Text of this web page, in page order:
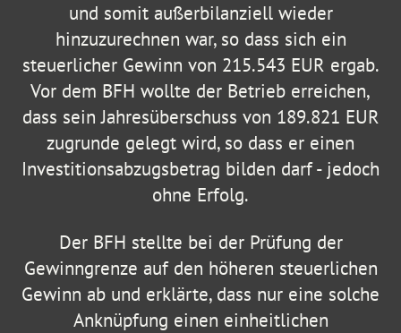
und somit außerbilanziell wieder
hinzuzurechnen war, so dass sich ein
steuerlicher Gewinn von 215.543 EUR ergab.
Vor dem BFH wollte der Betrieb erreichen,
dass sein Jahresüberschuss von 189.821 EUR
zugrunde gelegt wird, so dass er einen
Investitionsabzugsbetrag bilden darf - jedoch
ohne Erfolg.
Der BFH stellte bei der Prüfung der
Gewinngrenze auf den höheren steuerlichen
Gewinn ab und erklärte, dass nur eine solche
Anknüpfung einen einheitlichen